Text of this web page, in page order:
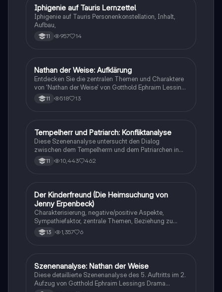
Beziehungen.
Deutsch
Iphigenie auf Tauris Lernzettel
Iphigenie auf Tauris Personenkonstellation, Inhalt,
Aufbau,
11 957 14
Deutsch
Nathan der Weise: Aufklärung
Entdecken Sie die zentralen Themen und Charaktere
von 'Nathan der Weise' von Gotthold Ephraim Lessing.
Diese Zusammenfassung behandelt die Ringparabel,
die Bedeutung von Toleranz und die
Erfahren Sie mehr über Nathan, Recha, Curd und
Saladin sowie die philosophischen Fragen, die
Lessing aufwirft.
11 518 13
Deutsch
Tempelherr und Patriarch: Konfliktanalyse
Diese Szenenanalyse untersucht den Dialog
zwischen dem Tempelherrn und dem Patriarchen in
Lessings 'Nathan der Weise'. Sie beleuchtet die
inneren Konflikte des Tempelherrn, seine Ablehnung
zentrale Konzepte wie Toleranz, Vorurteile und den
Aufklärungsgeist. Ideal für Studierende der Literatur
und der Aufklärung. Typ: Szenenanalyse.
11 10,443 462
Deutsch
Der Kinderfreund (Die Heimsuchung von
Jenny Erpenbeck)
Charakterisierung, negative/positive Aspekte,
Sympathiefaktor, zentrale Themen, Beziehung zu
anderen Figuren
13 1,357 6
Deutsch
Szenenanalyse: Nathan der Weise
Diese detaillierte Szenenanalyse des 5. Auftritts im 2.
Aufzug von Gotthold Ephraim Lessings Drama